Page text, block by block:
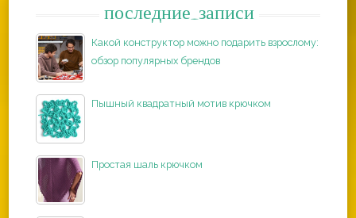
последние_записи
Какой конструктор можно подарить взрослому:
обзор популярных брендов
Пышный квадратный мотив крючком
Простая шаль крючком